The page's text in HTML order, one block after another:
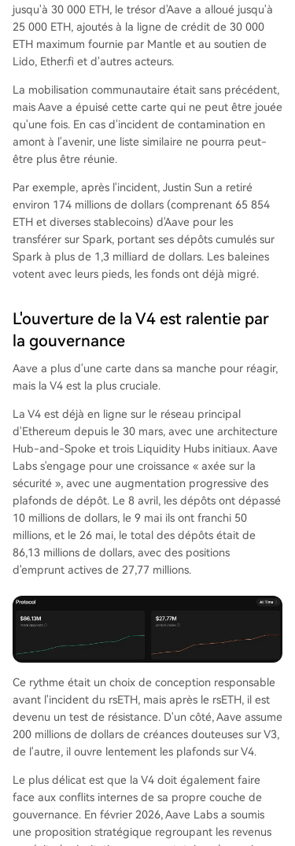
jusqu'à 30 000 ETH, le trésor d'Aave a alloué jusqu'à
25 000 ETH, ajoutés à la ligne de crédit de 30 000
ETH maximum fournie par Mantle et au soutien de
Lido, Ether.fi et d'autres acteurs.
La mobilisation communautaire était sans précédent,
mais Aave a épuisé cette carte qui ne peut être jouée
qu'une fois. En cas d'incident de contamination en
amont à l'avenir, une liste similaire ne pourra peut-
être plus être réunie.
Par exemple, après l'incident, Justin Sun a retiré
environ 174 millions de dollars (comprenant 65 854
ETH et diverses stablecoins) d'Aave pour les
transférer sur Spark, portant ses dépôts cumulés sur
Spark à plus de 1,3 milliard de dollars. Les baleines
votent avec leurs pieds, les fonds ont déjà migré.
L'ouverture de la V4 est ralentie par
la gouvernance
Aave a plus d'une carte dans sa manche pour réagir,
mais la V4 est la plus cruciale.
La V4 est déjà en ligne sur le réseau principal
d'Ethereum depuis le 30 mars, avec une architecture
Hub-and-Spoke et trois Liquidity Hubs initiaux. Aave
Labs s'engage pour une croissance « axée sur la
sécurité », avec une augmentation progressive des
plafonds de dépôt. Le 8 avril, les dépôts ont dépassé
10 millions de dollars, le 9 mai ils ont franchi 50
millions, et le 26 mai, le total des dépôts était de
86,13 millions de dollars, avec des positions
d'emprunt actives de 27,77 millions.
Ce rythme était un choix de conception responsable
avant l'incident du rsETH, mais après le rsETH, il est
devenu un test de résistance. D'un côté, Aave assume
200 millions de dollars de créances douteuses sur V3,
de l'autre, il ouvre lentement les plafonds sur V4.
Le plus délicat est que la V4 doit également faire
face aux conflits internes de sa propre couche de
gouvernance. En février 2026, Aave Labs a soumis
une proposition stratégique regroupant les revenus